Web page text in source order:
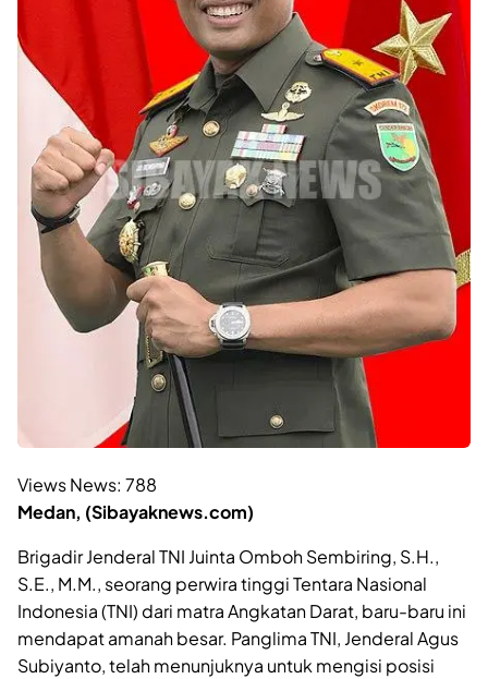
Views News: 788
Medan, (Sibayaknews.com)
Brigadir Jenderal TNI Juinta Omboh Sembiring, S.H.,
S.E., M.M., seorang perwira tinggi Tentara Nasional
Indonesia (TNI) dari matra Angkatan Darat, baru-baru ini
mendapat amanah besar. Panglima TNI, Jenderal Agus
Subiyanto, telah menunjuknya untuk mengisi posisi